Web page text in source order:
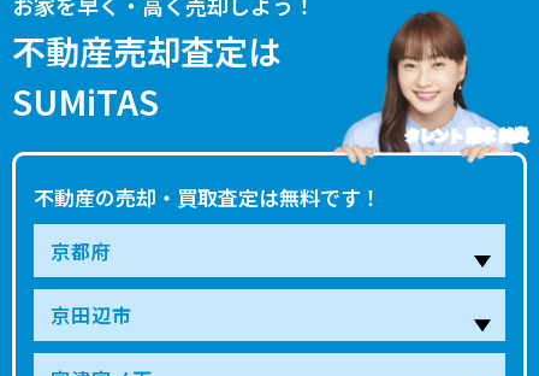
不動産売却査定は
SUMiTAS
不動産の売却・買取査定は無料です！
タレント 藤本 美貴